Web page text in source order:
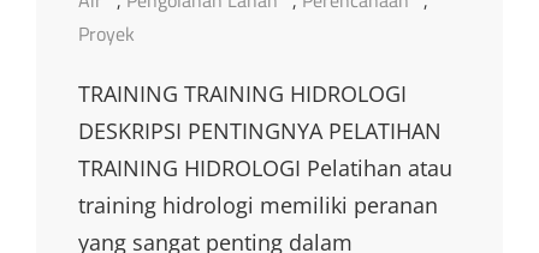
Proyek
TRAINING TRAINING HIDROLOGI
DESKRIPSI PENTINGNYA PELATIHAN
TRAINING HIDROLOGI Pelatihan atau
training hidrologi memiliki peranan
yang sangat penting dalam